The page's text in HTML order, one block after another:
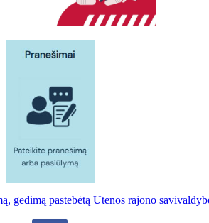
gedimą pastebėtą Utenos rajono